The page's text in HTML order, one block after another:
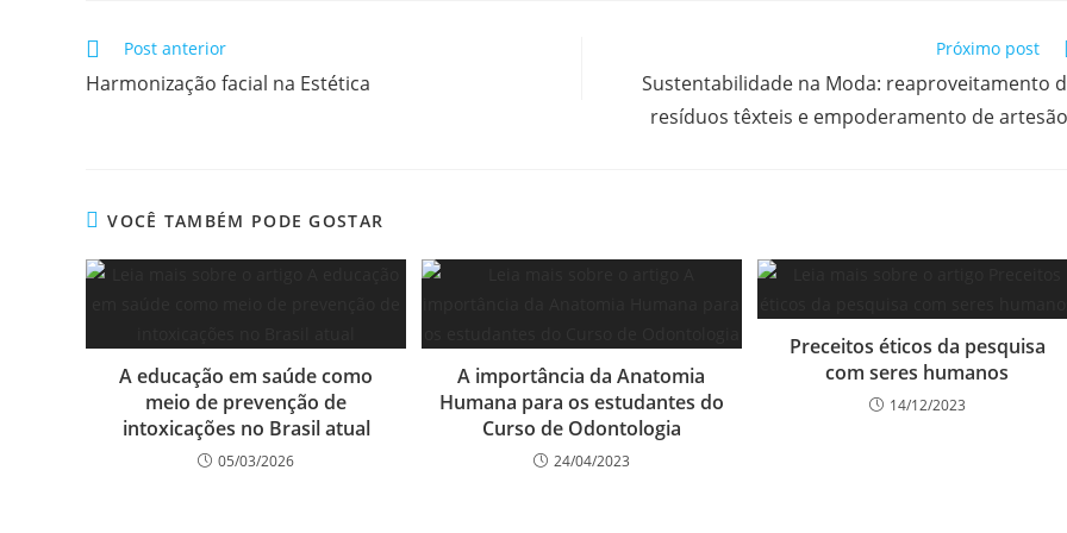
Post anterior
Harmonização facial na Estética
Próximo post
Sustentabilidade na Moda: reaproveitamento
resíduos têxteis e empoderamento de
VOCÊ TAMBÉM PODE GOSTAR
A educação em saúde como
meio de prevenção de
intoxicações no Brasil atual
05/03/2026
A importância da Anatomia
Humana para os estudantes do
Curso de Odontologia
24/04/2023
Preceitos éticos da pesquisa
com seres humanos
14/12/2023